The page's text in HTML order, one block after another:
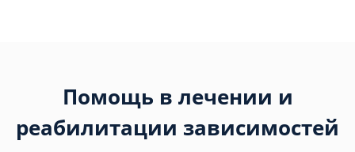
Помощь в лечении и
реабилитации зависимостей